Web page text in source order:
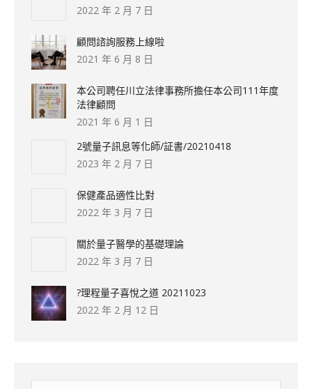
2022 年 2 月 7 日
顧問諮詢服務上線啦
2021 年 6 月 8 日
本公司聘任川立法律事務所擔任本公司111年度
法律顧問
2021 年 6 月 1 日
2號量子訊息等化師/証書/20210418
2023 年 2 月 7 日
保健產品適性比對
2022 年 3 月 7 日
關於量子醫學的基礎理論
2022 年 3 月 7 日
?理程量子喜悅之道 20211023
2022 年 2 月 12 日